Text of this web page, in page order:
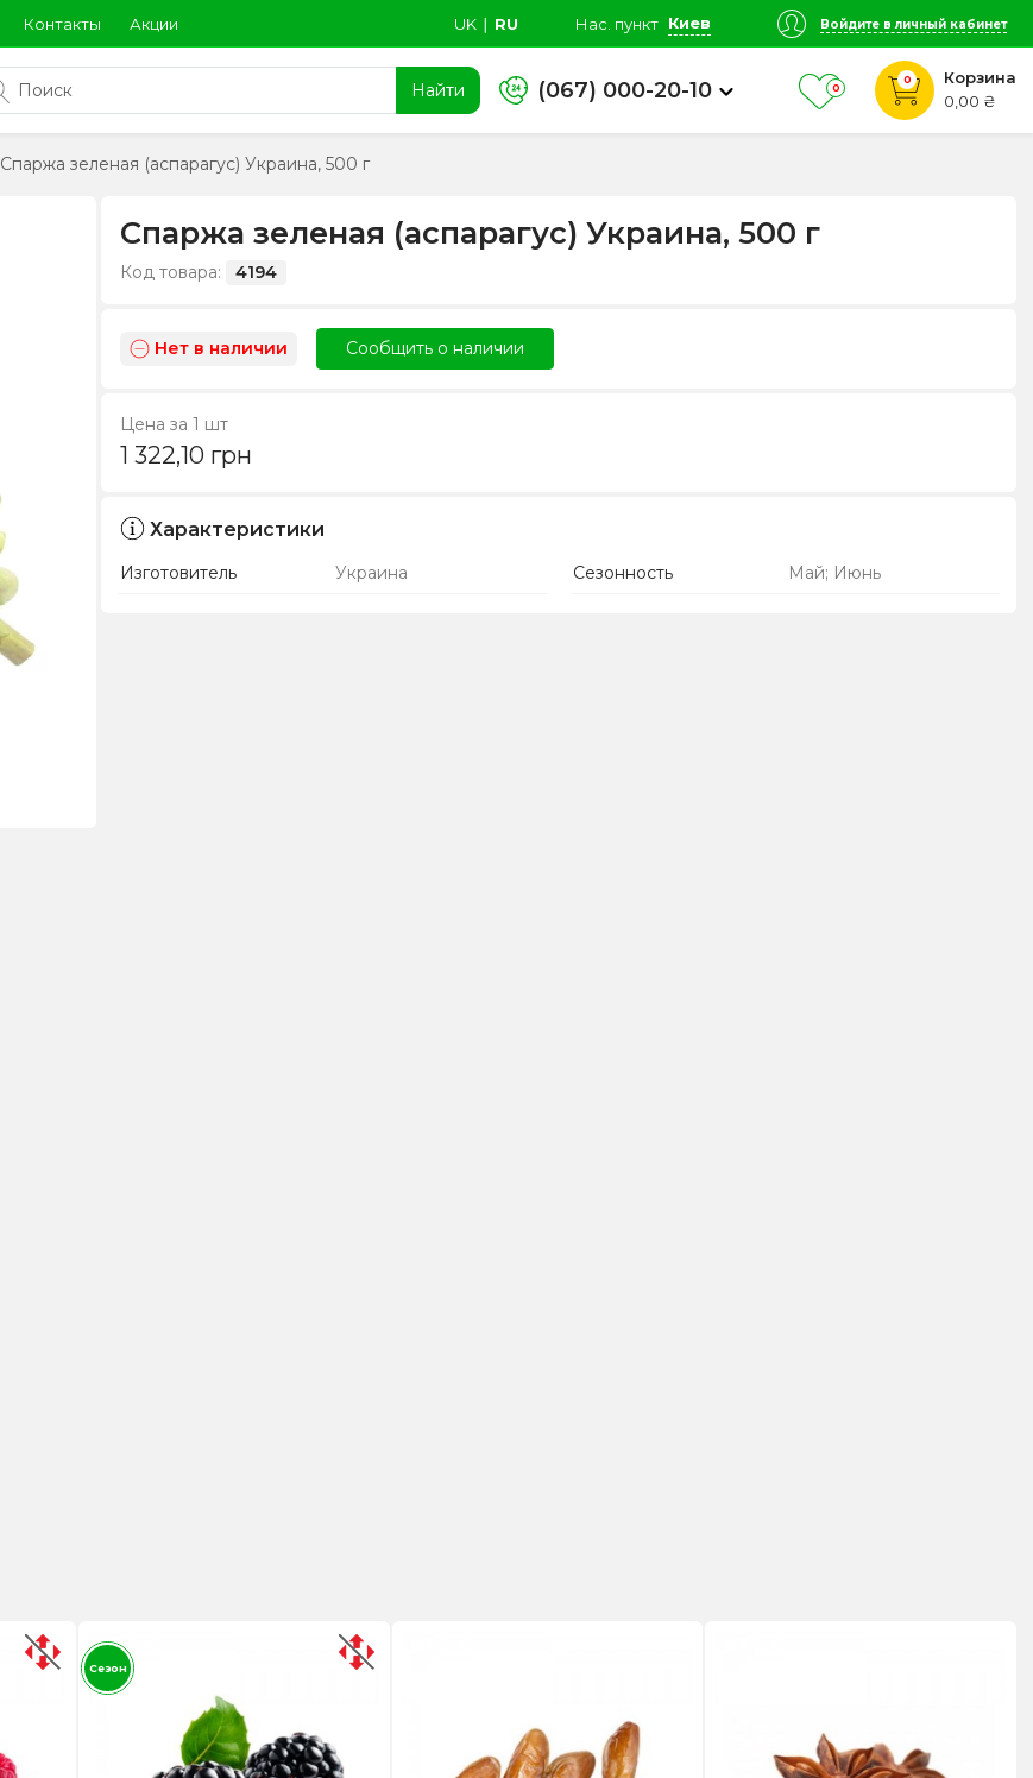
Контакты Акции UK ∣ RU Нас. пункт Киев Войдите в личный кабинет
Найти (067) 000-20-10 0
0
Корзина
0,00 ₴
Спаржа зеленая (аспарагус) Украина, 500 г
Спаржа зеленая (аспарагус) Украина, 500 г
Код товара: 4194
Нет в наличии Сообщить о наличии
Цена за 1 шт
1 322,10 грн
Характеристики
Изготовитель Украина Сезонность Май; Июнь
Сезон